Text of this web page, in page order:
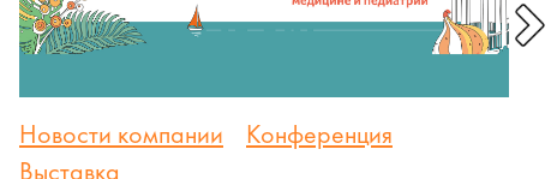
Новости компании
Конференция
Выставка